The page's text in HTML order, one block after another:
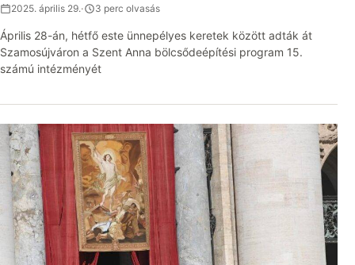
2025. április 29.· 3 perc olvasás
Április 28-án, hétfő este ünnepélyes keretek között adták át
Szamosújváron a Szent Anna bölcsődeépítési program 15.
számú intézményét